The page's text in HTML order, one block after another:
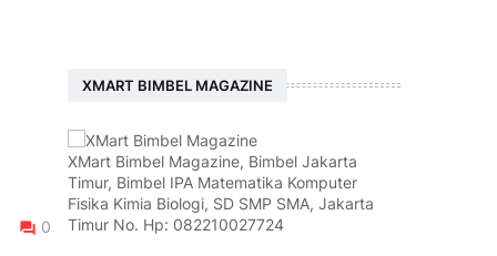
0
XMART BIMBEL MAGAZINE
XMart Bimbel Magazine, Bimbel Jakarta
Timur, Bimbel IPA Matematika Komputer
Fisika Kimia Biologi, SD SMP SMA, Jakarta
Timur No. Hp: 082210027724